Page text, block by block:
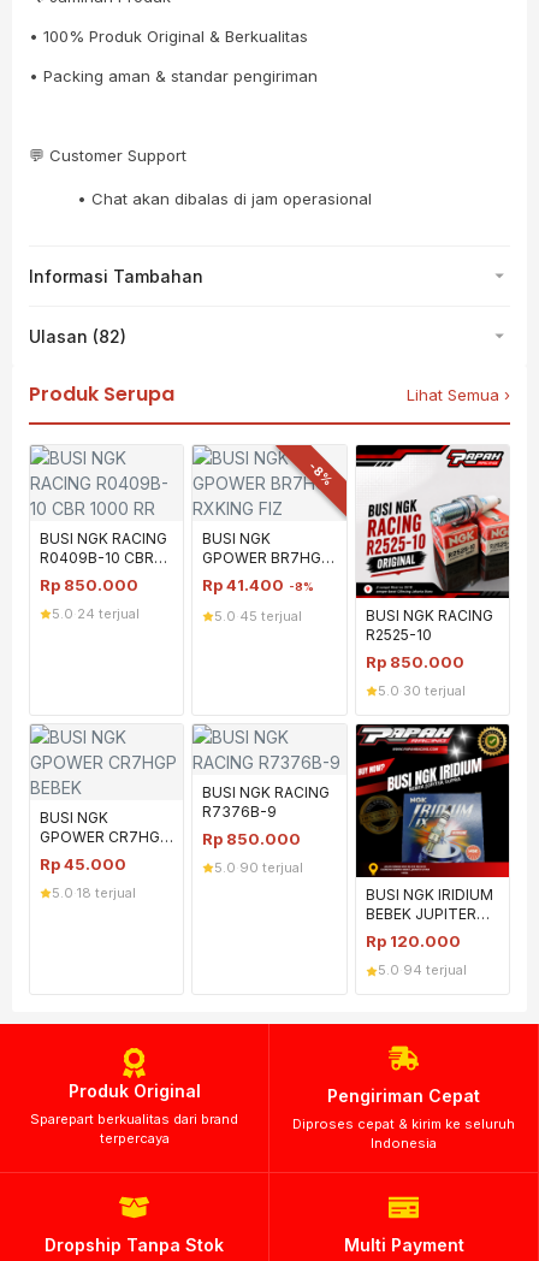
• 100% Produk Original & Berkualitas
• Packing aman & standar pengiriman
💬 Customer Support
• Chat akan dibalas di jam operasional
Informasi Tambahan
Ulasan (82)
Produk Serupa Lihat Semua ›
BUSI NGK RACING
R0409B-10 CBR
1000 RR
Rp 850.000
5.0 24 terjual
-8%
BUSI NGK
GPOWER BR7HGP
RXKING FIZ
Rp41.400 -8%
5.0 45 terjual
BUSI NGK RACING
R2525-10
Rp 850.000
5.0 30 terjual
BUSI NGK
GPOWER CR7HGP
BEBEK
Rp45.000
5.0 18 terjual
BUSI NGK RACING
R7376B-9
Rp 850.000
5.0 90 terjual
BUSI NGK IRIDIUM
BEBEK JUPITER
SUPRA NGK
Rp 120.000
5.0 94 terjual
Produk Original
Sparepart berkualitas dari brand
terpercaya
Pengiriman Cepat
Diproses cepat & kirim ke seluruh
Indonesia
Dropship Tanpa Stok Multi Payment